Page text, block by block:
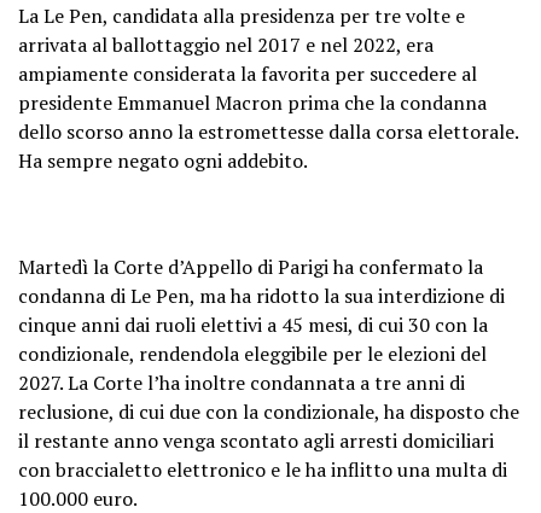
La Le Pen, candidata alla presidenza per tre volte e
arrivata al ballottaggio nel 2017 e nel 2022, era
ampiamente considerata la favorita per succedere al
presidente Emmanuel Macron prima che la condanna
dello scorso anno la estromettesse dalla corsa elettorale.
Ha sempre negato ogni addebito.
Martedì la Corte d’Appello di Parigi ha confermato la
condanna di Le Pen, ma ha ridotto la sua interdizione di
cinque anni dai ruoli elettivi a 45 mesi, di cui 30 con la
condizionale, rendendola eleggibile per le elezioni del
2027. La Corte l’ha inoltre condannata a tre anni di
reclusione, di cui due con la condizionale, ha disposto che
il restante anno venga scontato agli arresti domiciliari
con braccialetto elettronico e le ha inflitto una multa di
100.000 euro.